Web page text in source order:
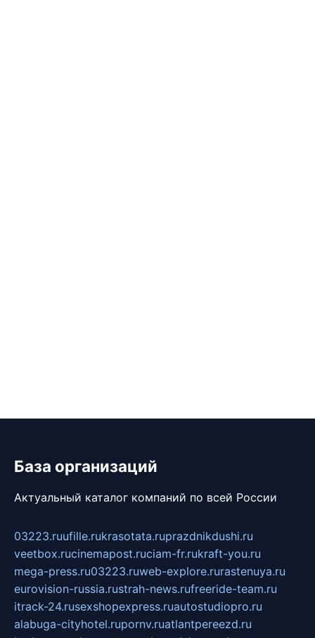
База организаций
Актуальный каталог компаний по всей России
03223.ruufille.rukrasotata.ruprazdnikdushi.ru
veetbox.rucinemapost.ruciam-fr.rukraft-you.ru
mega-press.ru03223.ruweb-explore.rurastenuya.ru
eurovision-russia.rustrah-news.rufreeride-team.ru
itrack-24.rusexshopexpress.ruautostudiopro.ru
alabuga-cityhotel.rupornv.ruatlantpereezd.ru